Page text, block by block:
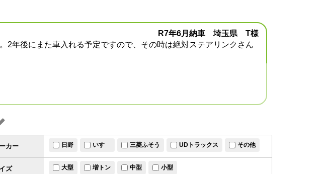
R7年6月納車 埼玉県 T様
2年後にまた車入れる予定ですので、その時は絶対ステアリンクさん
ズ 大型 増トン 中型 小型
カー 日野 いすゞ 三菱ふそう UDトラックス その他